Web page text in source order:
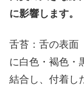
に影響します。
舌苔：舌の表面
に白色・褐色・
結合し、付着し